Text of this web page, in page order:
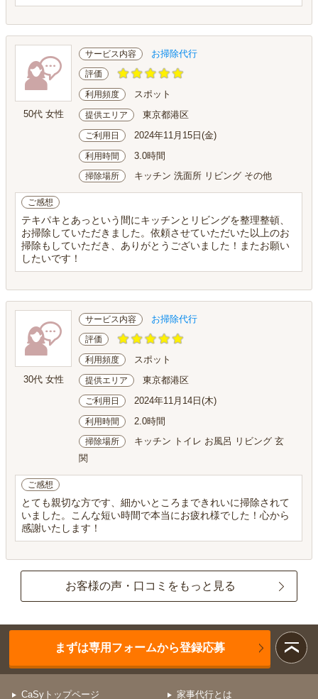
50代 女性
サービス内容 お掃除代行
評価
利用頻度 スポット
提供エリア 東京都港区
ご利用日 2024年11月15日(金)
利用時間 3.0時間
掃除場所 キッチン 洗面所 リビング その他
ご感想
テキパキとあっという間にキッチンとリビングを整理整頓、
お掃除していただきました。依頼させていただいた以上のお
掃除もしていただき、ありがとうございました！またお願い
したいです！
30代 女性
サービス内容 お掃除代行
評価
利用頻度 スポット
提供エリア 東京都港区
ご利用日 2024年11月14日(木)
利用時間 2.0時間
掃除場所
キッチン トイレ お風呂 リビング 玄
関
ご感想
とても親切な方です、細かいところまできれいに掃除されて
いました。こんな短い時間で本当にお疲れ様でした！心から
感謝いたします！
お客様の声・口コミをもっと見る
まずは専用フォームから登録応募
CaSyトップページ 家事代行とは